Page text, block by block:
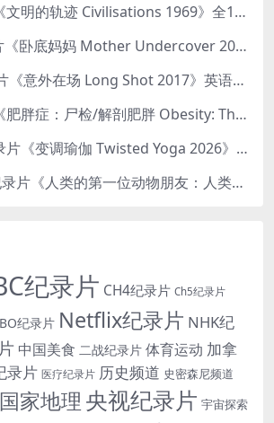
BBC纪录片《文明的轨迹 Civilisations 1969》全13集 英语中英双字 高清收藏版 1080P/MKV/64.1G 西方艺术史话
HULU纪录片《卧底妈妈 Mother Undercover 2023》全4集 英语中英双字 官方纯净版 1080P/MKV/7.6G 拯救孩子
Netflix纪录片《意外在场 Long Shot 2017》英语中字 720P/NKV/1.06GB 美国谋杀误判案件
BBC纪录片《肥胖症：尸检/解剖肥胖 Obesity: The Post Mortem 2016》英语中英双字 无水印纯净版 1080P/MKV/1.03G
AppleTV纪录片《变调瑜伽 Twisted Yoga 2026》全3集 英语中英双字 无水印纯净版 1080P/MKV/10G 瑜伽大师背后的真相
Boreales纪录片《人类的第一位动物朋友：人类和狗的神奇故事 Man’s First Friend 2018》英语中英双字 1080P/MP4/1.8G 狗的神奇故事
纪录片 CH4纪录片 Ch5纪录片
纪录片 Netflix纪录片 NHK纪
中国美食 二战纪录片 体育运动 加拿
录片 医疗纪录片 历史频道 史密森尼频道
国家地理 央视纪录片 宇宙探索